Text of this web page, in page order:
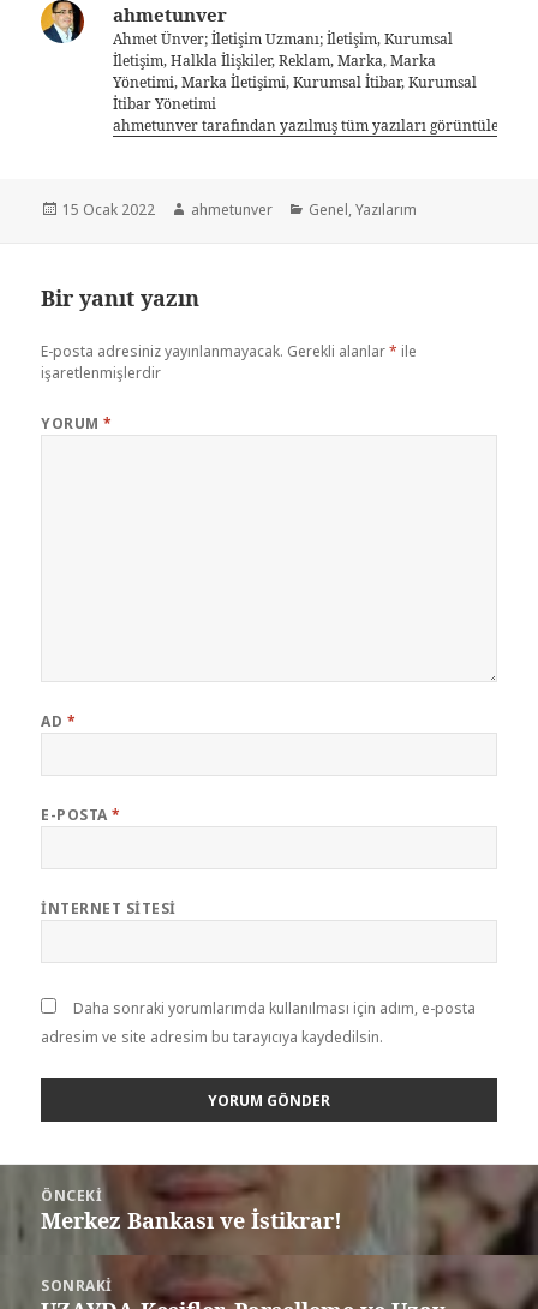
ahmetunver
Ahmet Ünver; İletişim Uzmanı; İletişim, Kurumsal
İletişim, Halkla İlişkiler, Reklam, Marka, Marka
Yönetimi, Marka İletişimi, Kurumsal İtibar, Kurumsal
İtibar Yönetimi
ahmetunver tarafından yazılmış tüm yazıları görüntüle
15 Ocak 2022 ahmetunver Genel,Yazılarım
Bir yanıt yazın
E-posta adresiniz yayınlanmayacak. Gerekli alanlar* ile
işaretlenmişlerdir
YORUM*
AD *
E-POSTA*
İNTERNET SITESI
Daha sonraki yorumlarımda kullanılması için adım, e-posta
adresim ve site adresim bu tarayıcıya kaydedilsin.
ÖNCEKI
Merkez Bankası ve İstikrar!
SONRAKI